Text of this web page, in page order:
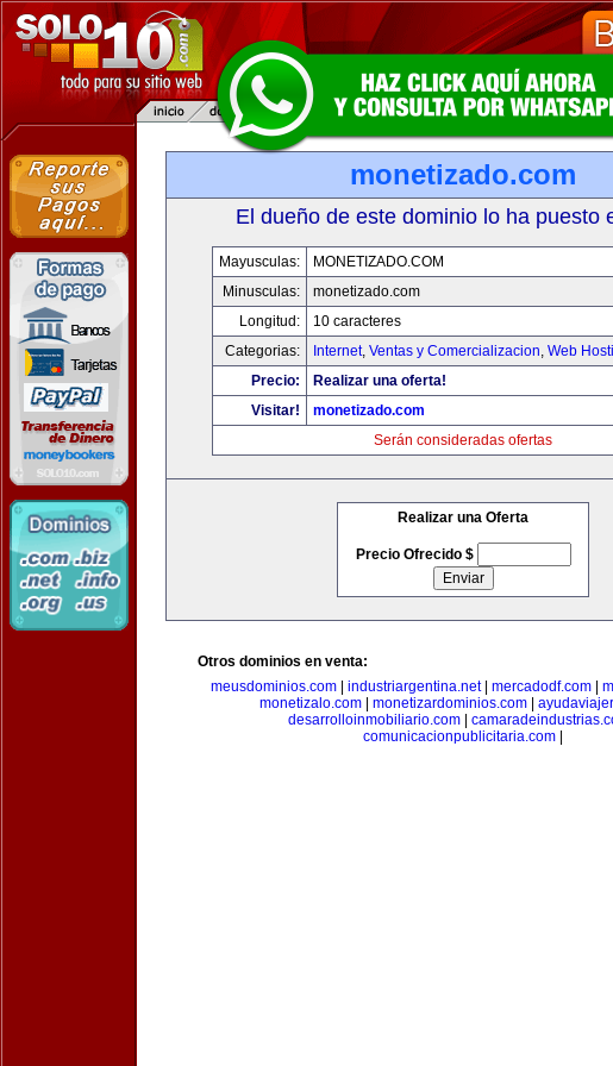
monetizado.com
El dueño de este dominio lo ha puesto
Mayusculas:
MONETIZADO.COM
Minusculas:
monetizado.com
Longitud:
10 caracteres
Categorias:
Internet, Ventas y Comercializacion, Web
Precio:
Realizar una oferta!
Visitar!
monetizado.com
Serán consideradas ofertas
Realizar una Oferta
Precio Ofrecido $
Otros dominios en venta:
meusdominios.com| industriargentina.net| mercadodf.com|
monetizalo.com| monetizardominios.com|
desarrolloinmobiliario.com
comunicacionpublicitaria.com